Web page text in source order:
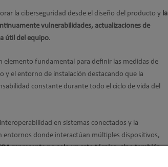
la ciberseguridad desde el diseño del producto y la
vulnerabilidades, actualizaciones de
útil del equipo.
elemento fundamental para definir las medidas de
y el entorno de instalación destacando que la
constante durante todo el ciclo de vida del
en sistemas conectados y la
entornos donde interactúan múltiples dispositivos,
representa no solo un reto técnico, sino también
calidad, cumplimiento y soporte.